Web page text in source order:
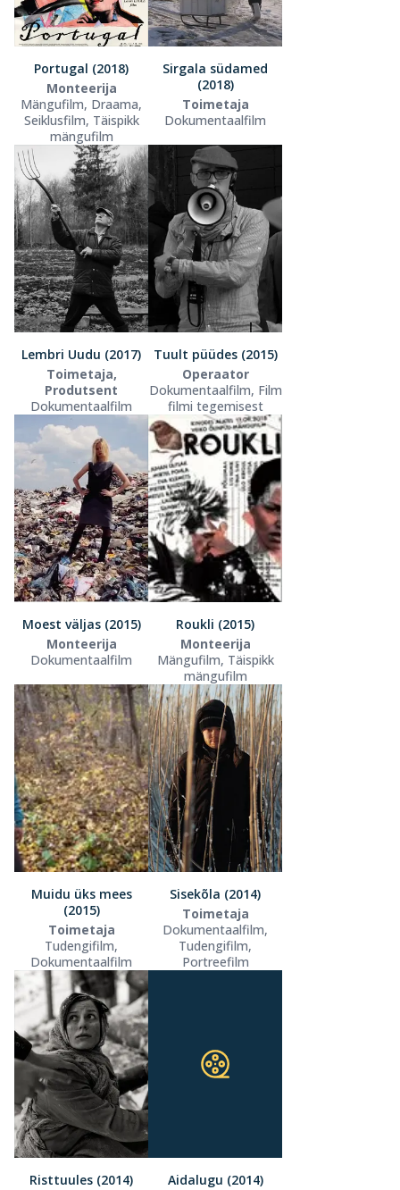
Portugal (2018)
Monteerija
Mängufilm, Draama,
Seiklusfilm, Täispikk
mängufilm
Sirgala südamed
(2018)
Toimetaja
Dokumentaalfilm
Lembri Uudu (2017)
Toimetaja,
Produtsent
Dokumentaalfilm
Tuult püüdes (2015)
Operaator
Dokumentaalfilm, Film
filmi tegemisest
Moest väljas (2015)
Monteerija
Dokumentaalfilm
Roukli (2015)
Monteerija
Mängufilm, Täispikk
mängufilm
Muidu üks mees
(2015)
Toimetaja
Tudengifilm,
Dokumentaalfilm
Sisekõla (2014)
Toimetaja
Dokumentaalfilm,
Tudengifilm,
Portreefilm
Risttuules (2014)
Aidalugu (2014)